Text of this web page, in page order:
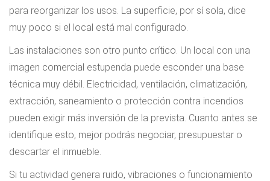
para reorganizar los usos. La superficie, por sí sola, dice
muy poco si el local está mal configurado.
Las instalaciones son otro punto crítico. Un local con una
imagen comercial estupenda puede esconder una base
técnica muy débil. Electricidad, ventilación, climatización,
extracción, saneamiento o protección contra incendios
pueden exigir más inversión de la prevista. Cuanto antes se
identifique esto, mejor podrás negociar, presupuestar o
descartar el inmueble.
Si tu actividad genera ruido, vibraciones o funcionamiento